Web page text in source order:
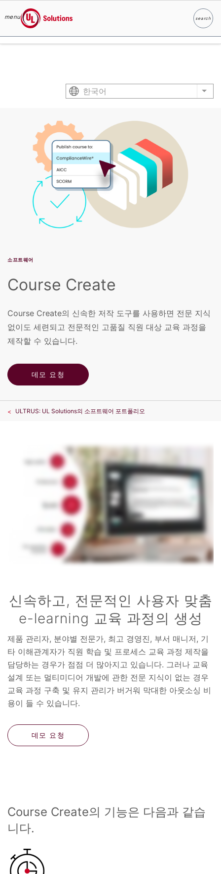
Skip to main content
menu
UL Solutions
search
찾다
한국어 List
소프트웨어
Course Create
Course Create의 신속한 저작 도구를 사용하면 전문 지식
없이도 세련되고 전문적인 고품질 직원 대상 교육 과정을
제작할 수 있습니다.
데모 요청
ULTRUS: UL Solutions의 소프트웨어 포트폴리오
신속하고, 전문적인 사용자 맞춤
e-learning 교육 과정의 생성
제품 관리자, 분야별 전문가, 최고 경영진, 부서 매니저, 기
타 이해관계자가 직원 학습 및 프로세스 교육 과정 제작을
담당하는 경우가 점점 더 많아지고 있습니다. 그러나 교육
설계 또는 멀티미디어 개발에 관한 전문 지식이 없는 경우
교육 과정 구축 및 유지 관리가 버거워 막대한 아웃소싱 비
용이 들 수 있습니다.
데모 요청
Course Create의 기능은 다음과 같습
니다.